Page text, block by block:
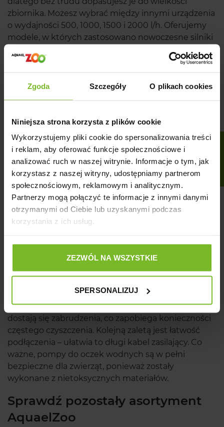
Zgoda Szczegóły O plikach cookies
Niniejsza strona korzysta z plików cookie
Wykorzystujemy pliki cookie do spersonalizowania treści
i reklam, aby oferować funkcje społecznościowe i
analizować ruch w naszej witrynie. Informacje o tym, jak
korzystasz z naszej witryny, udostępniamy partnerom
społecznościowym, reklamowym i analitycznym.
Partnerzy mogą połączyć te informacje z innymi danymi
otrzymanymi od Ciebie lub uzyskanymi podczas
korzystania z ich usług.
ZEZWÓL NA WSZYSTKIE
SPERSONALIZUJ
zbiornika. Możesz wybrać między innymi urządzenia
o wydajności 500, 1000, 1500 i 2000 l/h. Oferujemy
modele, w których zastosowano nowoczesne silniki
oraz wysokiej jakości uszczelki pod komorą wirnika –
dzięki temu straty wydajności są zminimalizowane.
wyposażone w płynny system regulacji wydajności.
Do skorzystania z tej funkcji jest przeznaczone
wylotowej pompy. Pozwala ono dostosować siłę
strumienia wody do potrzeb.
Odkryj zalety pomp do oczek
wodnych
Oferujemy urządzenia energooszczędne – niskie
zużycie prądu wynika ze specjalnej konstrukcji, a
dokładniej unikalnej budowy wirnika i jego komory.
pomp fontannowych z naszej oferty. Dostępne
urządzenia są bezpieczne w użytkowaniu – mają
między innymi zabezpieczenie przed przegrzaniem.
wodzie. Charakteryzują się również wygodą
użytkowania – dzięki prefiltrowi do pompy nie
dostają się zabrudzenia, co zapobiega konieczności
częstego czyszczenia. Kolejną zaletą jest łatwość
podłączenia – ułatwia to długi kabel zasilający. Co
ważne, pompy do oczek wodnych są w pełni
bezpieczne dla zwierząt, ponieważ zostały
wykonane z nietoksycznych materiałów.
Sprawdź pozostały asortyment
AquaelZoo